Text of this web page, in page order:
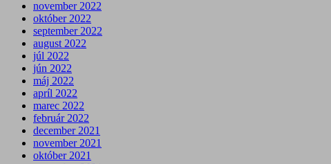
november 2022
október 2022
september 2022
august 2022
júl 2022
jún 2022
máj 2022
apríl 2022
marec 2022
február 2022
december 2021
november 2021
október 2021